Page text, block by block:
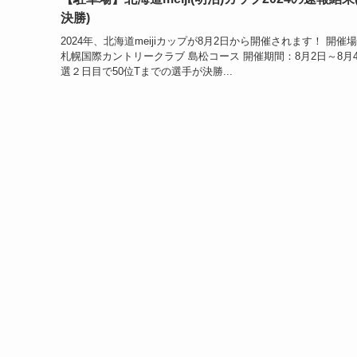
決勝)
2024年、北海道meijiカップが8月2日から開催されます！ 開催場
札幌国際カントリークラブ 島松コース 開催期間：8月2日～8月
選２日目で50位Tまでの選手が決勝...